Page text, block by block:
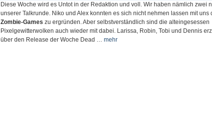
Diese Woche wird es Untot in der Redaktion und voll. Wir haben nämlich zwei
unserer Talkrunde. Niko und Alex konnten es sich nicht nehmen lassen mit uns
Zombie-Games zu ergründen. Aber selbstverständlich sind die alteingesessen
Pixelgewitterwolken auch wieder mit dabei. Larissa, Robin, Tobi und Dennis
über den Release der Woche Dead … mehr